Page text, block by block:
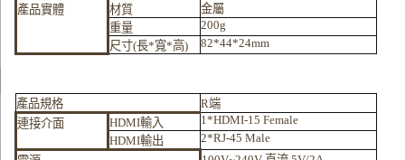
產品實體
材質
金屬
重量
200g
尺寸(長*寬*高) 82*44*24mm
產品規格 R端
連接介面
HDMI輸入
1*HDMI-15 Female
HDMI輸出
2*RJ-45 Male